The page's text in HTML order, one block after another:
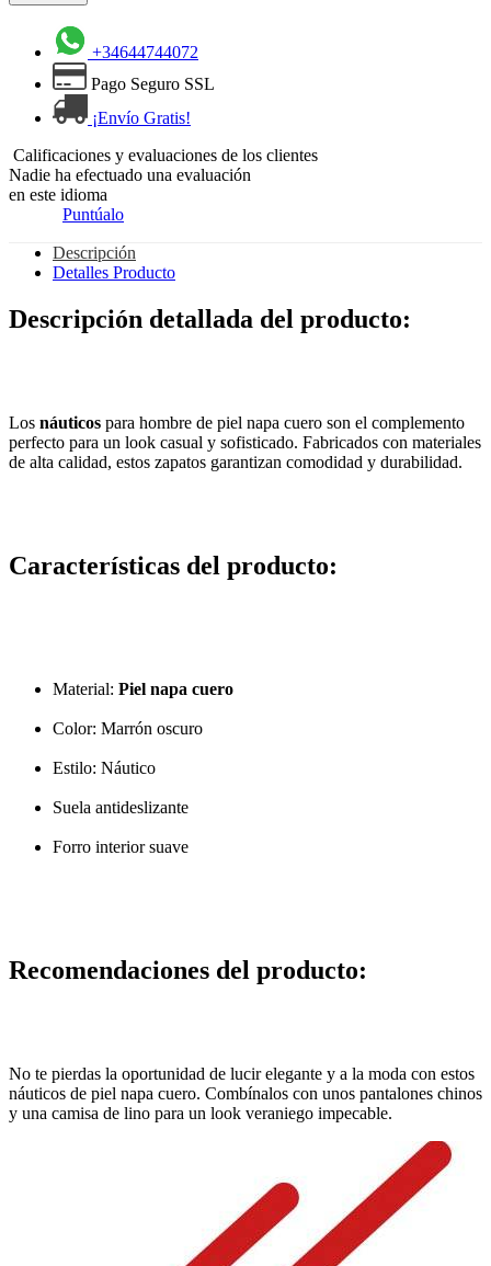
+34644744072
Pago Seguro SSL
¡Envío Gratis!
Calificaciones y evaluaciones de los clientes
Nadie ha efectuado una evaluación
en este idioma
Puntúalo
Descripción
Detalles Producto
Descripción detallada del producto:
Los náuticos para hombre de piel napa cuero son el complemento
perfecto para un look casual y sofisticado. Fabricados con materiales
de alta calidad, estos zapatos garantizan comodidad y durabilidad.
Características del producto:
Material: Piel napa cuero
Color: Marrón oscuro
Estilo: Náutico
Suela antideslizante
Forro interior suave
Recomendaciones del producto:
No te pierdas la oportunidad de lucir elegante y a la moda con estos
náuticos de piel napa cuero. Combínalos con unos pantalones chinos
y una camisa de lino para un look veraniego impecable.